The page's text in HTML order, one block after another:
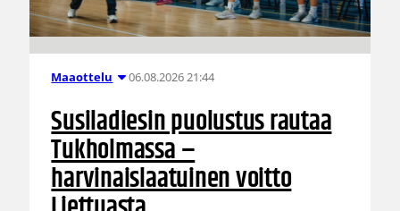
Maaottelu 06.08.2026 21:44
Susiladiesin puolustus rautaa
Tukholmassa –
harvinaislaatuinen voitto